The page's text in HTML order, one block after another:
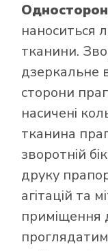
наноситься
тканини.
дзеркальне
сторони
насичені
тканина
зворотній
друку
агітацій та
приміщення